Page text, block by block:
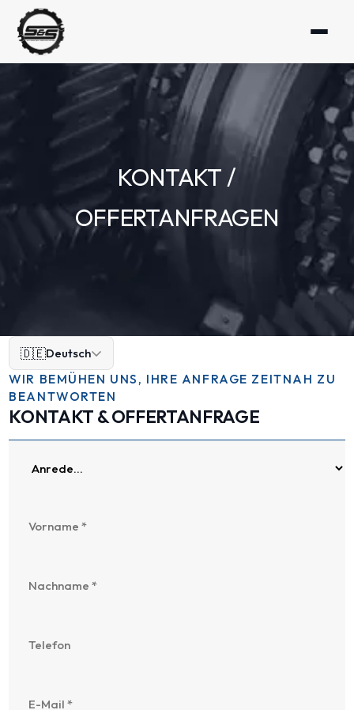
KONTAKT /
OFFERTANFRAGEN
🇩🇪Deutsch
WIR BEMÜHEN UNS, IHRE ANFRAGE ZEITNAH ZU
BEANTWORTEN
KONTAKT & OFFERTANFRAGE